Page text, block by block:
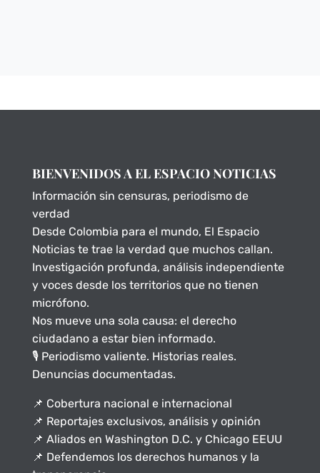
BIENVENIDOS A EL ESPACIO NOTICIAS
Información sin censuras, periodismo de
verdad
Desde Colombia para el mundo, El Espacio
Noticias te trae la verdad que muchos callan.
Investigación profunda, análisis independiente
y voces desde los territorios que no tienen
micrófono.
Nos mueve una sola causa: el derecho
ciudadano a estar bien informado.
🎙️ Periodismo valiente. Historias reales.
Denuncias documentadas.
📌 Cobertura nacional e internacional
📌 Reportajes exclusivos, análisis y opinión
📌 Aliados en Washington D.C. y Chicago EEUU
📌 Defendemos los derechos humanos y la